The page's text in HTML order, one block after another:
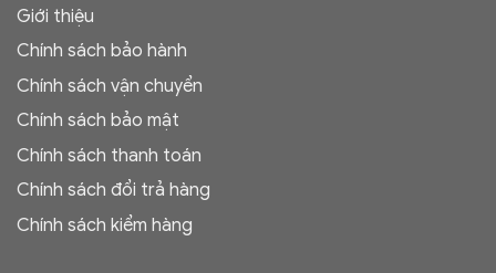
Giới thiệu
Chính sách bảo hành
Chính sách vận chuyển
Chính sách bảo mật
Chính sách thanh toán
Chính sách đổi trả hàng
Chính sách kiểm hàng